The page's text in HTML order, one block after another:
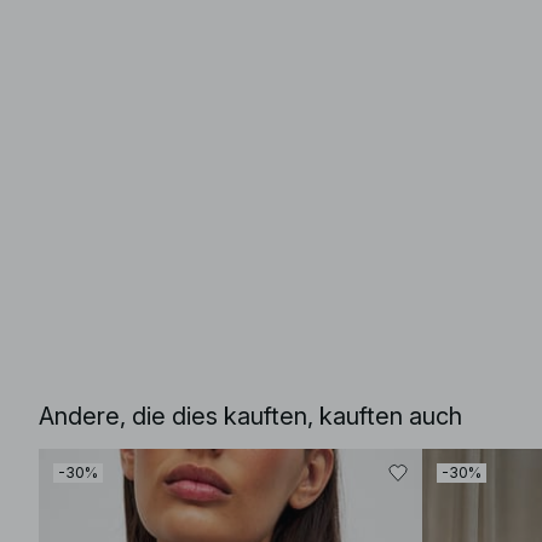
Andere, die dies kauften, kauften auch
-30% -30%